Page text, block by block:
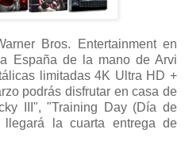
Bros. Entertainment en
España de la mano de Arvi
limitadas 4K Ultra HD +
podrás disfrutar en casa de
III", "Training Day (Día de
la cuarta entrega de